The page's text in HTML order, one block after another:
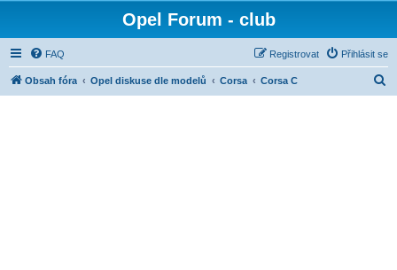
Opel Forum - club
FAQ Přihlásit se
Registrovat
Obsah fóra Opel diskuse dle modelů Corsa Corsa C